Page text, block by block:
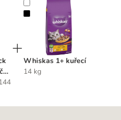
kapsičky 144 x 85 g
Whiskas 1+ kuřecí
Whiskas 1+ kuřecí
14 kg